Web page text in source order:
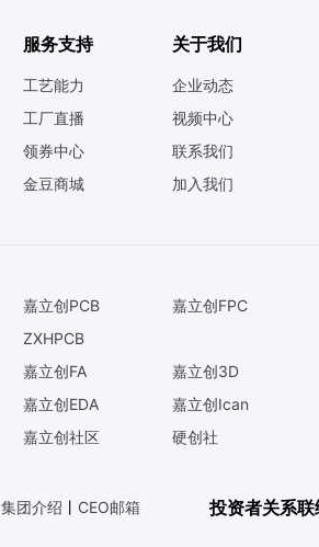
服务支持
工艺能力
工厂直播
领券中心
金豆商城
关于我们
企业动态
视频中心
联系我们
加入我们
嘉立创PCB 嘉立创FPC
ZXHPCB
嘉立创FA 嘉立创3D
嘉立创EDA 嘉立创Ican
嘉立创社区 硬创社
集团介绍 丨 CEO邮箱 投资者关系